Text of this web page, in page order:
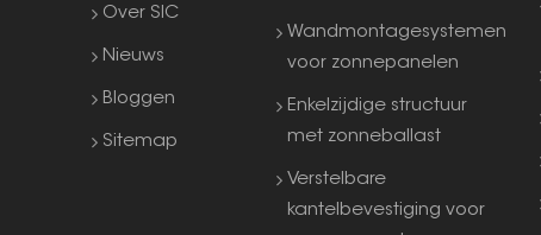
Over SIC
Nieuws
Bloggen
Sitemap
Wandmontagesystemen
voor zonnepanelen
Enkelzijdige structuur
met zonneballast
Verstelbare
kantelbevestiging voor